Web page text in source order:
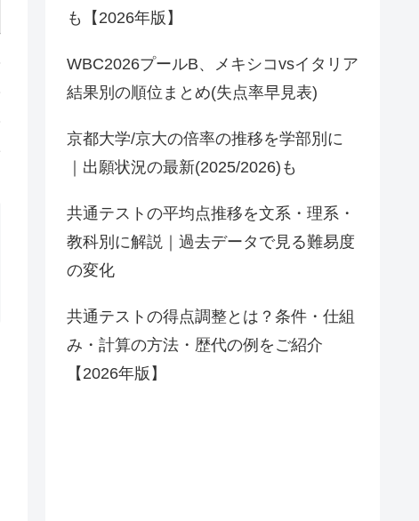
も【2026年版】
WBC2026プールB、メキシコvsイタリア
結果別の順位まとめ(失点率早見表)
京都大学/京大の倍率の推移を学部別に
｜出願状況の最新(2025/2026)も
共通テストの平均点推移を文系・理系・
教科別に解説｜過去データで見る難易度
の変化
共通テストの得点調整とは？条件・仕組
み・計算の方法・歴代の例をご紹介
【2026年版】